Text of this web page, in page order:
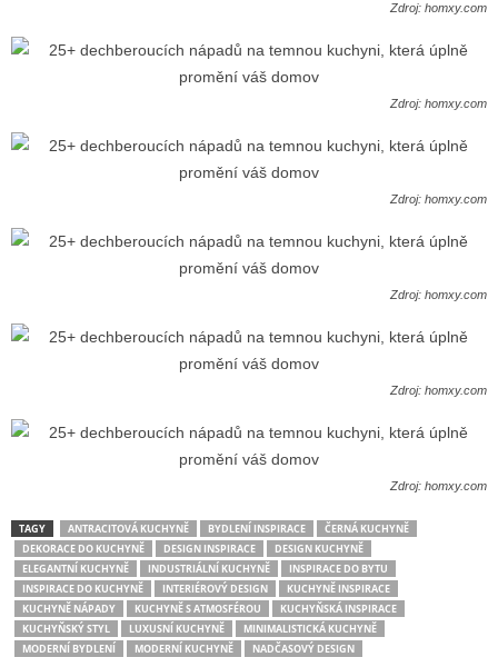
Zdroj: homxy.com
Zdroj: homxy.com
Zdroj: homxy.com
Zdroj: homxy.com
Zdroj: homxy.com
Zdroj: homxy.com
TAGY ANTRACITOVÁ KUCHYNĚ BYDLENÍ INSPIRACE
ČERNÁ KUCHYNĚ
DEKORACE DO KUCHYNĚ
DESIGN INSPIRACE
DESIGN KUCHYNĚ
ELEGANTNÍ KUCHYNĚ
INDUSTRIÁLNÍ KUCHYNĚ
INSPIRACE DO BYTU
INSPIRACE DO KUCHYNĚ
INTERIÉROVÝ DESIGN
KUCHYNĚ INSPIRACE
KUCHYNĚ NÁPADY
KUCHYNĚ S ATMOSFÉROU
KUCHYŇSKÁ INSPIRACE
KUCHYŇSKÝ STYL
LUXUSNÍ KUCHYNĚ
MINIMALISTICKÁ KUCHYNĚ
MODERNÍ BYDLENÍ
MODERNÍ KUCHYNĚ
NADČASOVÝ DESIGN